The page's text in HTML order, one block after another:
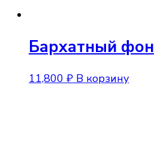
Бархатный фон
11,800 ₽ В корзину